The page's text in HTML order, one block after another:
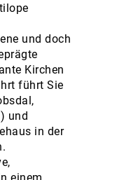
und doch
Kirchen
führt Sie
und
in der